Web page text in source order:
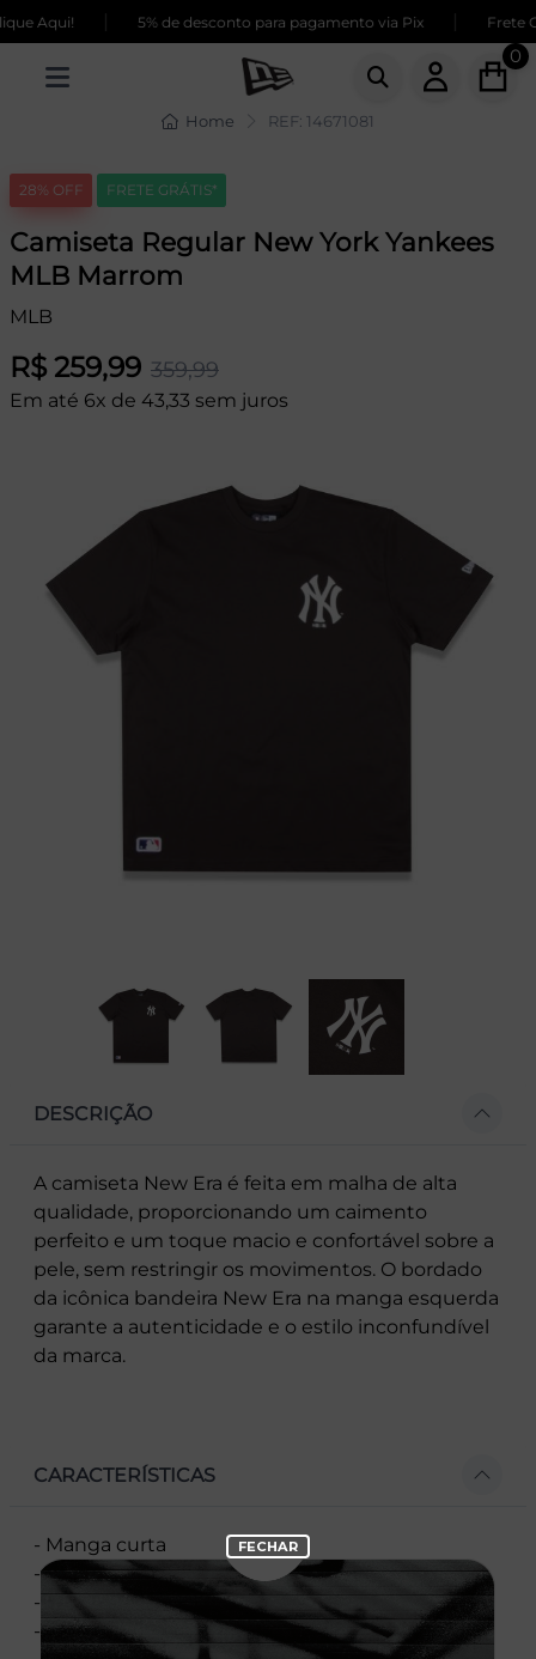
Aqui! 5% de desconto para pagamento via Pix Frete
0
Home REF: 14671081
28% OFF FRETE GRÁTIS*
Camiseta Regular New York Yankees
MLB Marrom
MLB
R$ 259,99 359,99
Em até 6x de 43,33 sem juros
DESCRIÇÃO
A camiseta New Era é feita em malha de alta
qualidade, proporcionando um caimento
perfeito e um toque macio e confortável sobre a
pele, sem restringir os movimentos. O bordado
da icônica bandeira New Era na manga esquerda
garante a autenticidade e o estilo inconfundível
da marca.
CARACTERÍSTICAS
- Manga curta
- Corte Regular
- Gola redonda
- Flag bordada na manga